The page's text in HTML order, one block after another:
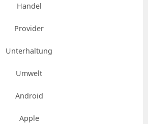
Handel
Provider
Unterhaltung
Umwelt
Android
Apple